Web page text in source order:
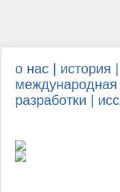
о нас |
история |
международная
разработки |